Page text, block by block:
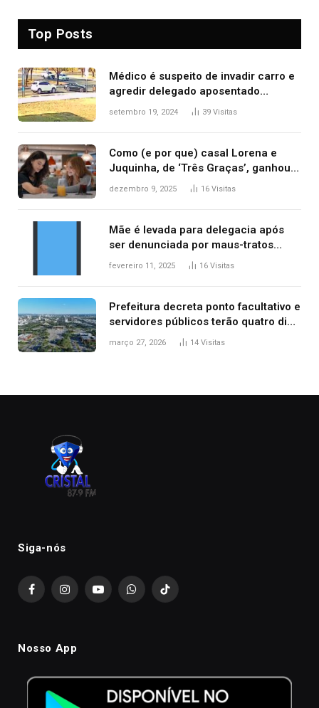
Top Posts
Médico é suspeito de invadir carro e
agredir delegado aposentado
durante confusão no trânsito
setembro 19, 2024 39 Visitas
Como (e por que) casal Lorena e
Juquinha, de ‘Três Graças’, ganhou
repercussão internacional
dezembro 9, 2025 16 Visitas
Mãe é levada para delegacia após
ser denunciada por maus-tratos
contra dois filhos, diz polícia
fevereiro 11, 2025 16 Visitas
Prefeitura decreta ponto facultativo e
servidores públicos terão quatro dias
de folga na Semana Santa
março 27, 2026 14 Visitas
Siga-nós
FacebookInstagramYouTubeWhatsAppTikTok
Nosso App